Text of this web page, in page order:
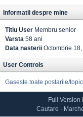
Informatii despre mine
Titlu User Membru senior
Varsta 58 ani
Data nasterii Octombrie
User Controls
Gaseste toate postarile/
Full Version
Cautare ·